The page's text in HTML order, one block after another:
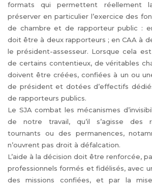
formats qui permettent réellement
préserver en particulier l’exercice des
de chambre et de rapporteur public :
doit être à deux rapporteurs ; en CAA à
le président-assesseur. Lorsque cela
de certains contentieux, de véritables
doivent être créées, confiées à un ou
de président et dotées d’effectifs
de rapporteurs publics.
Le SJA combat les mécanismes
de notre travail, qu’il s’agisse des
tournants ou des permanences,
n’ouvrent pas droit à défalcation.
L’aide à la décision doit être renforcée,
professionnels formés et fidélisés, avec
des missions confiées, et par la